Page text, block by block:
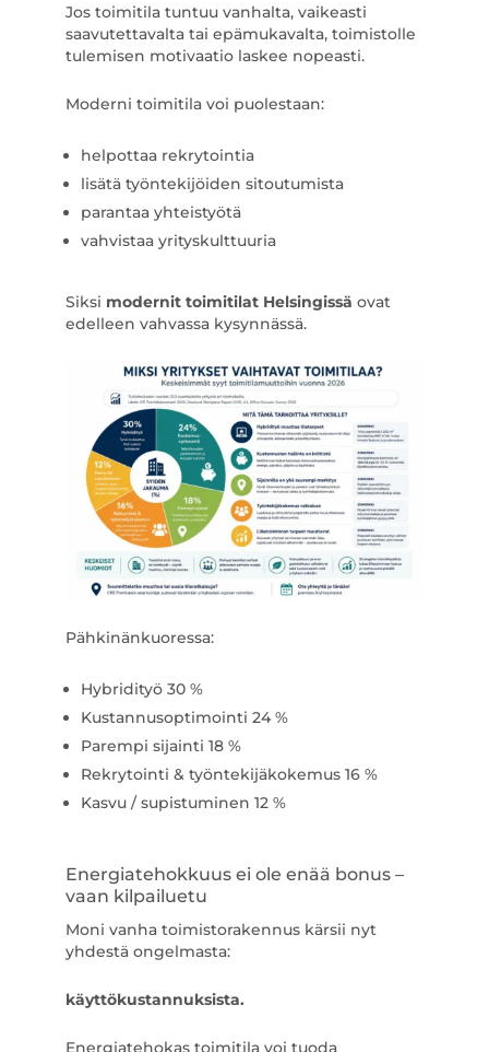
Jos toimitila tuntuu vanhalta, vaikeasti
saavutettavalta tai epämukavalta, toimistolle
tulemisen motivaatio laskee nopeasti.
Moderni toimitila voi puolestaan:
helpottaa rekrytointia
lisätä työntekijöiden sitoutumista
parantaa yhteistyötä
vahvistaa yrityskulttuuria
Siksi modernit toimitilat Helsingissä ovat
edelleen vahvassa kysynnässä.
Pähkinänkuoressa:
Hybridityö 30 %
Kustannusoptimointi 24 %
Parempi sijainti 18 %
Rekrytointi & työntekijäkokemus 16 %
Kasvu / supistuminen 12 %
Energiatehokkuus ei ole enää bonus –
vaan kilpailuetu
Moni vanha toimistorakennus kärsii nyt
yhdestä ongelmasta:
käyttökustannuksista.
Energiatehokas toimitila voi tuoda